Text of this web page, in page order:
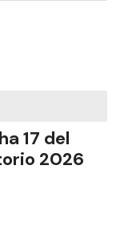
17 del
2026